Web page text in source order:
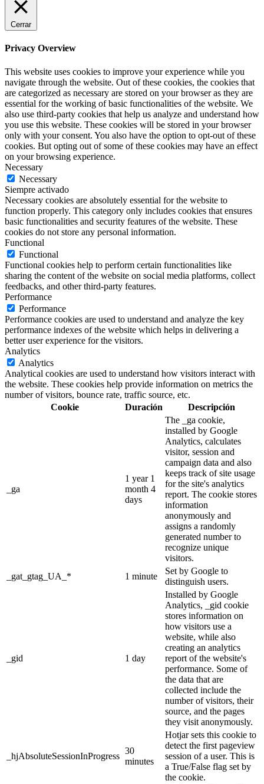
Cerrar
Privacy Overview
This website uses cookies to improve your experience while you
navigate through the website. Out of these cookies, the cookies that
are categorized as necessary are stored on your browser as they are
essential for the working of basic functionalities of the website. We
also use third-party cookies that help us analyze and understand how
you use this website. These cookies will be stored in your browser
only with your consent. You also have the option to opt-out of these
cookies. But opting out of some of these cookies may have an effect
on your browsing experience.
Necessary
Necessary
Siempre activado
Necessary cookies are absolutely essential for the website to
function properly. This category only includes cookies that ensures
basic functionalities and security features of the website. These
cookies do not store any personal information.
Functional
Functional
Functional cookies help to perform certain functionalities like
sharing the content of the website on social media platforms, collect
feedbacks, and other third-party features.
Performance
Performance
Performance cookies are used to understand and analyze the key
performance indexes of the website which helps in delivering a
better user experience for the visitors.
Analytics
Analytics
Analytical cookies are used to understand how visitors interact with
the website. These cookies help provide information on metrics the
number of visitors, bounce rate, traffic source, etc.
Cookie
Duración Descripción
_ga
1 year 1
month 4
days
The _ga cookie,
installed by Google
Analytics, calculates
visitor, session and
campaign data and also
keeps track of site usage
for the site's analytics
report. The cookie stores
information
anonymously and
assigns a randomly
generated number to
recognize unique
visitors.
_gat_gtag_UA_*
1 minute
Set by Google to
distinguish users.
_gid 1 day
Installed by Google
Analytics, _gid cookie
stores information on
how visitors use a
website, while also
creating an analytics
report of the website's
performance. Some of
the data that are
collected include the
number of visitors, their
source, and the pages
they visit anonymously.
_hjAbsoluteSessionInProgress
30
minutes
Hotjar sets this cookie to
detect the first pageview
session of a user. This is
a True/False flag set by
the cookie.